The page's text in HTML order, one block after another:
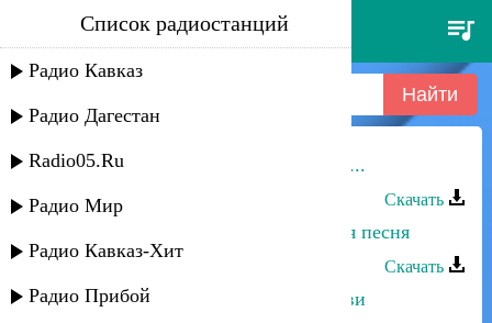
аслан тлебзу - моя песня
Список радиостанций
Радио Кавказ
Радио Дагестан
Radio05.Ru
Радио Мир
Радио Кавказ-Хит
Радио Прибой
Асхат Айдемиров - Песня далалай...
Скачать
Асадула Бахтанов - Бомба аварская песня
Скачать
Аслан Гусейнов - Расскажи о любви